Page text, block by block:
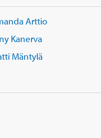
Arttio
Kanerva
Mäntylä